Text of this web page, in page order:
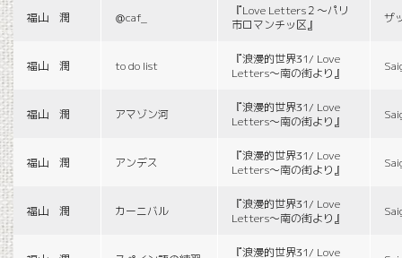
福山 潤 ＠caf_
『Love Letters２〜パリ
市ロマンチッ区』
ザ
福山 潤 to do list
『浪漫的世界31/ Love
Letters〜南の街より』
福山 潤 アマゾン河
『浪漫的世界31/ Love
Letters〜南の街より』
福山 潤 アンデス
『浪漫的世界31/ Love
Letters〜南の街より』
福山 潤 カーニバル
『浪漫的世界31/ Love
Letters〜南の街より』
『浪漫的世界31/ Love